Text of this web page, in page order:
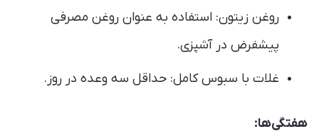
روغن زیتون: استفاده به عنوان روغن مصرفی
پیشفرض در آشپزی.
غلات با سبوس کامل: حداقل سه وعده در روز.
هفتگی‌ها: